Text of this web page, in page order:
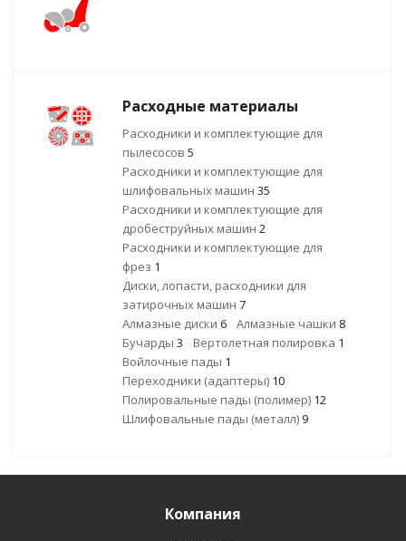
Расходные материалы
Расходники и комплектующие для
пылесосов 5
Расходники и комплектующие для
шлифовальных машин 35
Расходники и комплектующие для
дробеструйных машин 2
Расходники и комплектующие для
фрез 1
Диски, лопасти, расходники для
затирочных машин 7
Алмазные диски 6 Алмазные чашки 8
Бучарды 3 Вертолетная полировка 1
Войлочные пады 1
Переходники (адаптеры) 10
Полировальные пады (полимер) 12
Шлифовальные пады (металл) 9
Компания